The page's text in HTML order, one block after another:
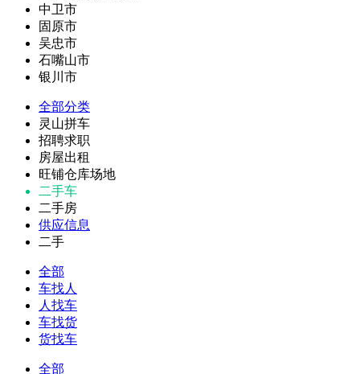
中卫市
固原市
吴忠市
石嘴山市
银川市
全部分类
灵山拼车
招聘求职
房屋出租
旺铺仓库场地
二手车
二手房
供应信息
二手
全部
车找人
人找车
车找货
货找车
全部